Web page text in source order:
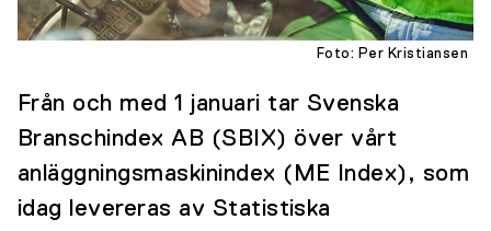
Foto: Per Kristiansen
Från och med 1 januari tar Svenska
Branschindex AB (SBIX) över vårt
anläggningsmaskinindex (ME Index), som
idag levereras av Statistiska